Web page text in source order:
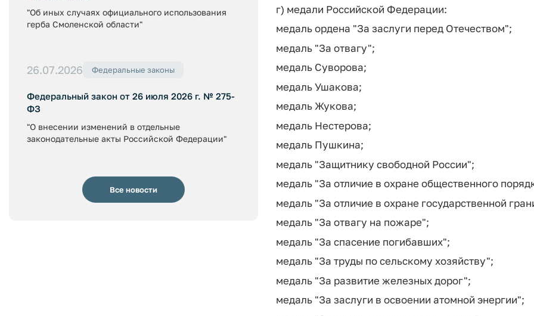
"Об иных случаях официального использования
герба Смоленской области"
26.07.2026 Федеральные законы
Федеральный закон от 26 июля 2026 г. № 275-
ФЗ
"О внесении изменений в отдельные
законодательные акты Российской Федерации"
Все новости
г) медали Российской Федерации:
медаль ордена "За заслуги перед Отечеством";
медаль "За отвагу";
медаль Суворова;
медаль Ушакова;
медаль Жукова;
медаль Нестерова;
медаль Пушкина;
медаль "Защитнику свободной России";
медаль "За отличие в охране общественного
медаль "За отличие в охране государственной
медаль "За отвагу на пожаре";
медаль "За спасение погибавших";
медаль "За труды по сельскому хозяйству";
медаль "За развитие железных дорог";
медаль "За заслуги в освоении атомной энергии";